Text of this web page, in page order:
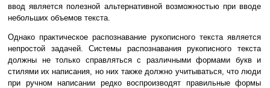
ввод является полезной альтернативной возможностью при вводе
небольших объемов текста.
Однако практическое распознавание рукописного текста является
непростой задачей. Системы распознавания рукописного текста
должны не только справляться с различными формами букв и
стилями их написания, но них также должно учитываться, что люди
при ручном написании редко воспроизводят правильные формы